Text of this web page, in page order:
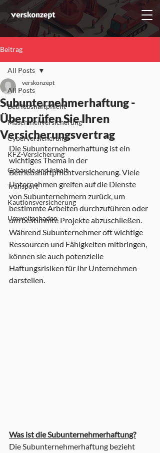
Beitrag
All Posts
Betriebshaftpflicht
Maschinenversicherung
Cyberversicherung
KFZ-Versicherung
Gebäude und Inhalt
Transport
Kautionsversicherung
Umweltschaden
All Posts
Subunternehmerhaftung -
Überprüfen Sie Ihren
Versicherungsvertrag
verskonzept
Die Subunternehmerhaftung ist ein
wichtiges Thema in der
Betriebshaftpflichtversicherung. Viele
Unternehmen greifen auf die Dienste
von Subunternehmern zurück, um
bestimmte Arbeiten durchzuführen oder
um bestimmte Projekte abzuschließen.
Während Subunternehmer oft wichtige
Ressourcen und Fähigkeiten mitbringen,
können sie auch potenzielle
Haftungsrisiken für Ihr Unternehmen
darstellen.
Was ist die Subunternehmerhaftung?
Die Subunternehmerhaftung bezieht